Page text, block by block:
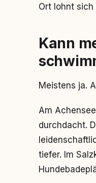
Ort lohnt sich
Kann
Meistens ja.
Am
durchdacht.
tiefer. Im